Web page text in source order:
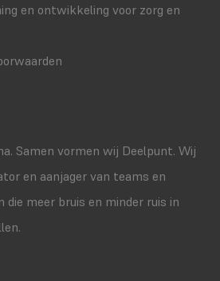
en ontwikkeling voor zorg en
Samen vormen wij Deelpunt. Wij
en aanjager van teams en
die meer bruis en minder ruis in